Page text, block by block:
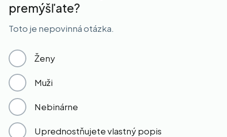
premýšľate?
Toto je nepovinná otázka.
Ženy
Muži
Nebinárne
Uprednostňujete vlastný popis